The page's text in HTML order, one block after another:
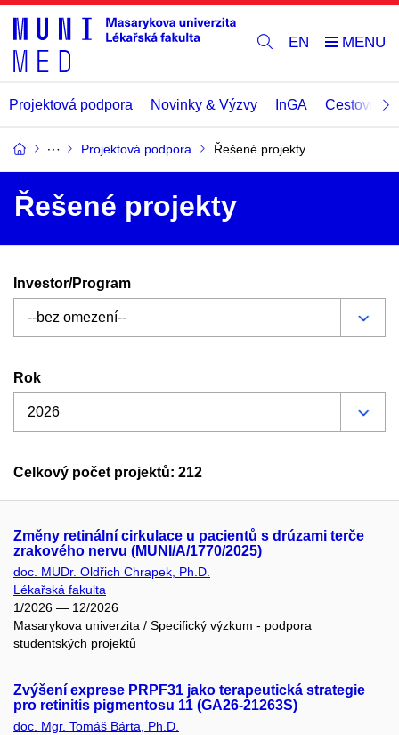
EN
Projektová podpora Novinky & Výzvy InGA Cestovní
Projektová podpora Řešené projekty
Řešené projekty
Investor/Program
Rok
Celkový počet projektů: 212
Změny retinální cirkulace u pacientů s drúzami terče
zrakového nervu (MUNI/A/1770/2025)
doc. MUDr. Oldřich Chrapek, Ph.D.
Lékařská fakulta
1/2026 — 12/2026
Masarykova univerzita / Specifický výzkum - podpora
studentských projektů
Zvýšení exprese PRPF31 jako terapeutická strategie
pro retinitis pigmentosu 11 (GA26-21263S)
doc. Mgr. Tomáš Bárta, Ph.D.